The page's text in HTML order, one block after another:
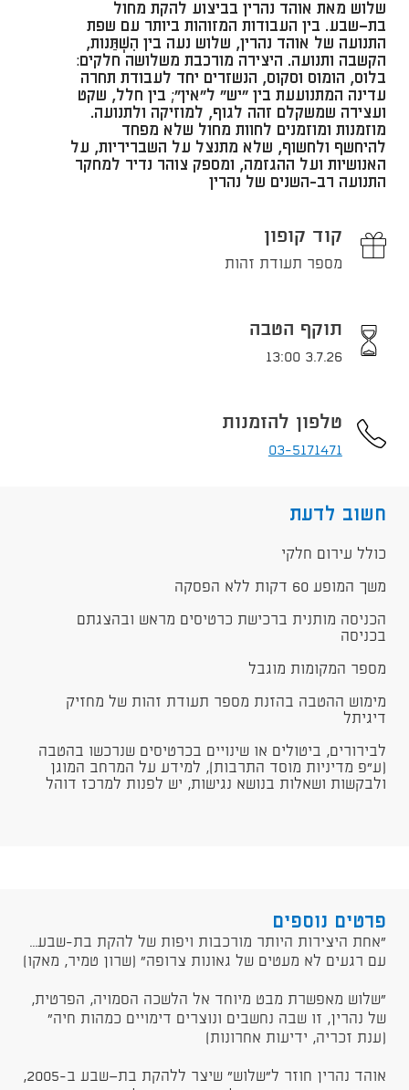
שלוש מאת אוהד נהרין בביצוע להקת מחול
בת־שבע​. בין העבודות המזוהות ביותר עם שפת
התנועה של אוהד נהרין, שלוש נעה בין הִשְׁתַּנות,
הקשבה ותנועה. היצירה מורכבת משלושה חלקים:
בלוס, הומוס וסקוס, הנשזרים יחד לעבודת תחרה
עדינה המתנועעת בין "יש" ל"אין"; בין חלל, שקט
ועצירה שמשקלם זהה לגוף, למוזיקה ולתנועה.
מוזמנות ומוזמנים לחוות מחול שלא מפחד
להיחשף ולחשוף, שלא מתנצל על השבריריות, על
האנושיות ועל ההגזמה, ומספק צוהר נדיר למחקר
התנועה רב-השנים של נהרין​
קוד קופון
מספר תעודת זהות
תוקף הטבה
3.7.26 13:00
טלפון להזמנות
03-5171471
חשוב לדעת
כולל עירום חלקי
משך המופע 60 דקות ללא הפסקה
הכניסה מותנית ברכישת כרטיסים מראש ובהצגתם
בכניסה
מספר המקומות מוגבל
מימוש ההטבה בהזנת מספר תעודת זהות של מחזיק
דיגיתל
לבירורים, ביטולים או שינויים בכרטיסים שנרכשו בהטבה
(ע"פ מדיניות מוסד התרבות), למידע על המרחב המוגן
ולבקשות ושאלות בנושא נגישות, יש לפנות למרכז דוהל​
פרטים נוספים
​“אחת היצירות היותר מורכבות ויפות של להקת בת-שבע...
עם רגעים לא מעטים של גאונות צרופה“ (שרון טמיר, מאקו)
"שלוש מאפשרת מבט מיוחד אל הלשכה הסמויה, הפרטית,
של נהרין, זו שבה נחשבים ונוצרים דימויים כמהות חיה"
(ענת זכריה, ידיעות אחרונות)
אוהד נהרין חוזר ל"שלוש" שיצר ללהקת בת־שבע ב-2005,